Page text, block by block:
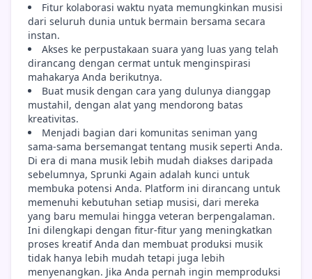
Fitur kolaborasi waktu nyata memungkinkan musisi
dari seluruh dunia untuk bermain bersama secara
instan.
Akses ke perpustakaan suara yang luas yang telah
dirancang dengan cermat untuk menginspirasi
mahakarya Anda berikutnya.
Buat musik dengan cara yang dulunya dianggap
mustahil, dengan alat yang mendorong batas
kreativitas.
Menjadi bagian dari komunitas seniman yang
sama-sama bersemangat tentang musik seperti Anda.
Di era di mana musik lebih mudah diakses daripada
sebelumnya, Sprunki Again adalah kunci untuk
membuka potensi Anda. Platform ini dirancang untuk
memenuhi kebutuhan setiap musisi, dari mereka
yang baru memulai hingga veteran berpengalaman.
Ini dilengkapi dengan fitur-fitur yang meningkatkan
proses kreatif Anda dan membuat produksi musik
tidak hanya lebih mudah tetapi juga lebih
menyenangkan. Jika Anda pernah ingin memproduksi